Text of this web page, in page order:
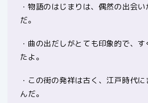
・物語のはじまりは、偶然の出会
だ。
・曲の出だしがとても印象的で、
たよ。
・この街の発祥は古く、江戸時代
んだ。